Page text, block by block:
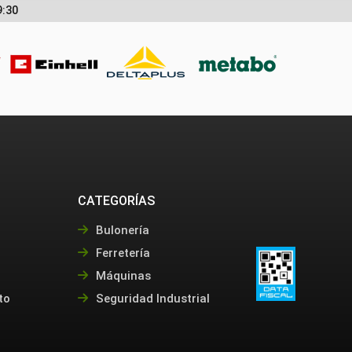
CATEGORÍAS
Bulonería
Ferretería
Máquinas
Seguridad Industrial